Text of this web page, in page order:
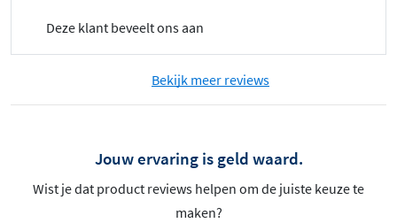
Deze klant beveelt ons aan
Bekijk meer reviews
Jouw ervaring is geld waard.
Wist je dat product reviews helpen om de juiste keuze te
maken?